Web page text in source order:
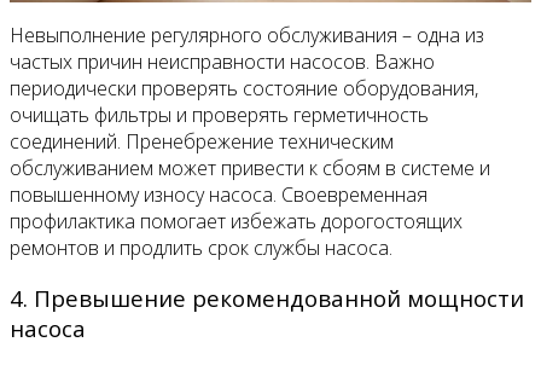
Невыполнение регулярного обслуживания – одна из
частых причин неисправности насосов. Важно
периодически проверять состояние оборудования,
очищать фильтры и проверять герметичность
соединений. Пренебрежение техническим
обслуживанием может привести к сбоям в системе и
повышенному износу насоса. Своевременная
профилактика помогает избежать дорогостоящих
ремонтов и продлить срок службы насоса.
4. Превышение рекомендованной мощности
насоса